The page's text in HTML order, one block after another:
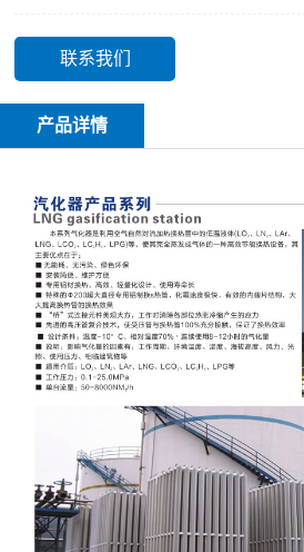
联系我们
产品详情